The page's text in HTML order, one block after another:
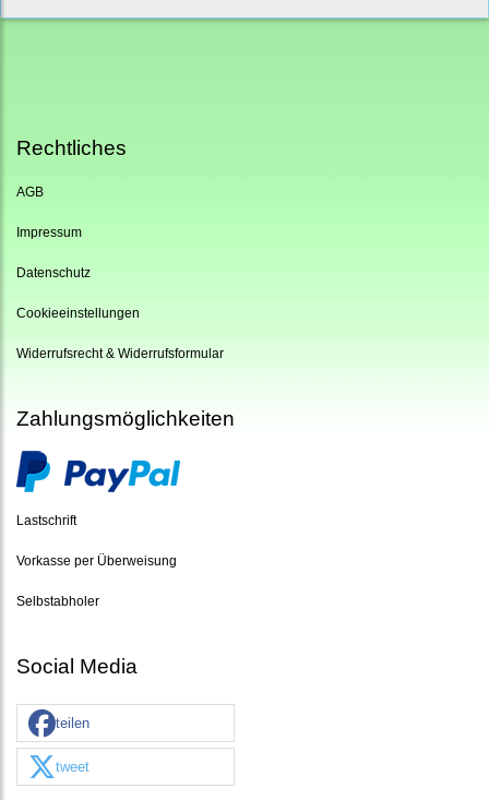
Rechtliches
AGB
Impressum
Datenschutz
Cookieeinstellungen
Widerrufsrecht & Widerrufsformular
Zahlungsmöglichkeiten
Lastschrift
Vorkasse per Überweisung
Selbstabholer
Social Media
teilen
tweet